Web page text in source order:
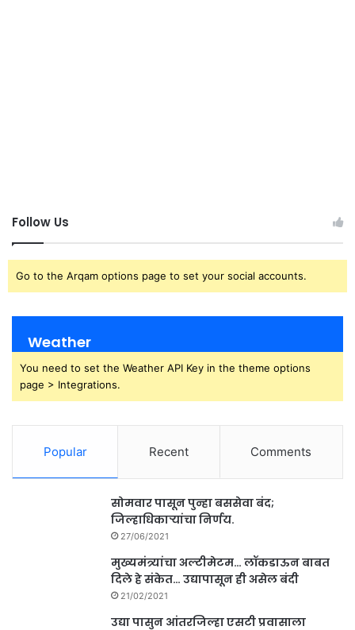
Follow Us
Go to the Arqam options page to set your social accounts.
Weather
You need to set the Weather API Key in the theme options
page > Integrations.
Popular Recent Comments
सोमवार पासून पुन्हा बससेवा बंद;
जिल्हाधिकाऱ्यांचा निर्णय.
27/06/2021
मुख्यमंत्र्यांचा अल्टीमेटम… लॉकडाऊन बाबत
दिले हे संकेत… उद्यापासून ही असेल बंदी
21/02/2021
उद्या पासुन आंतरजिल्हा एसटी प्रवासाला